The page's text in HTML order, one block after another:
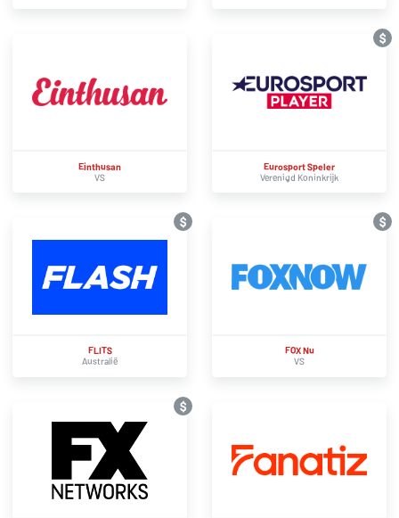
Einthusan
VS
$
Eurosport Speler
Verenigd Koninkrijk
$
FLITS
Australië
$
FOX Nu
VS
$